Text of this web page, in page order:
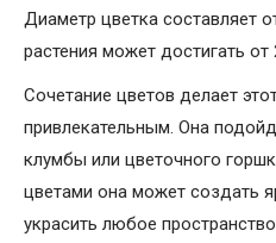
Диаметр цветка составляет
растения может достигать
Сочетание цветов делает
привлекательным. Она
клумбы или цветочного
цветами она может создать
украсить любое